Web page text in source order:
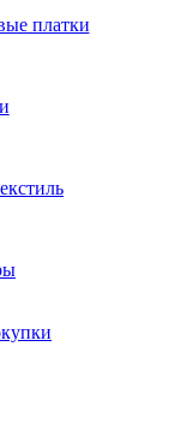
платки